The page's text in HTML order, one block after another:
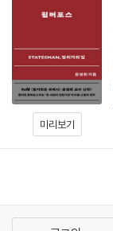
미리보기